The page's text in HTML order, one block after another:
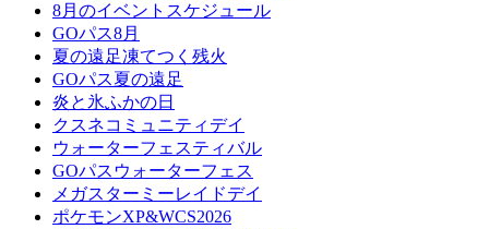
8月のイベントスケジュール
GOパス8月
夏の遠足凍てつく残火
GOパス夏の遠足
炎と氷ふかの日
クスネコミュニティデイ
ウォーターフェスティバル
GOパスウォーターフェス
メガスターミーレイドデイ
ポケモンXP&WCS2026